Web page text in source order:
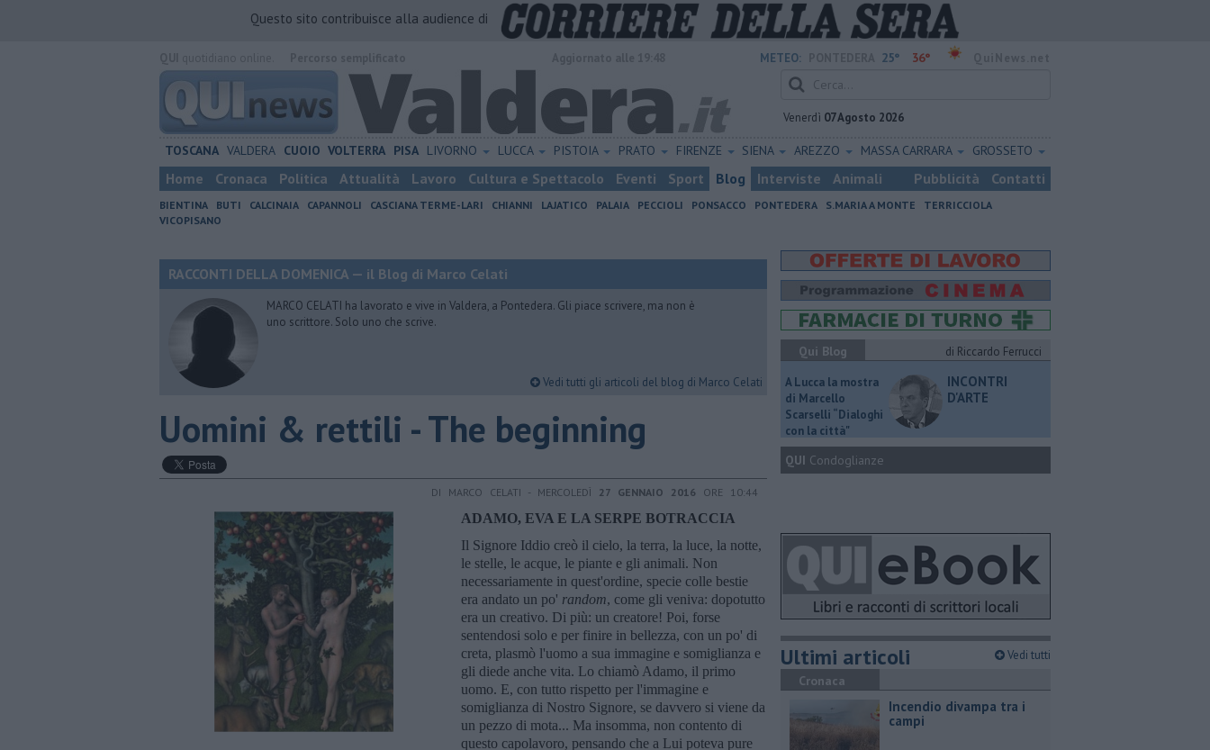
Questo sito contribuisce alla audience di
METEO: 25° 36°
Venerdì 07 Agosto 2026
TOSCANA VALDERA CUOIO VOLTERRA PISA LIVORNO LUCCA PISTOIA PRATO FIRENZE SIENA AREZZO MASSA CARRARA GROSSETO
Home Cronaca Politica Attualità Lavoro Cultura e Spettacolo Eventi Sport Blog Interviste Animali Pubblicità Contatti
BIENTINA BUTI CALCINAIA CAPANNOLI CASCIANA TERME-LARI CHIANNI LAJATICO PALAIA PECCIOLI PONSACCO PONTEDERA S.MARIA A MONTE
TERRICCIOLA
VICOPISANO
RACCONTI DELLA DOMENICA — il Blog di Marco Celati
MARCO CELATI ha lavorato e vive in Valdera, a Pontedera. Gli piace scrivere, ma non è
uno scrittore. Solo uno che scrive.
Vedi tutti gli articoli del blog di Marco Celati
​Uomini & rettili - The beginning
DI MARCO CELATI - MERCOLEDÌ 27 GENNAIO 2016 ORE 10:44
ADAMO, EVA E LA SERPE BOTRACCIA
Il Signore Iddio creò il cielo, la terra, la luce, la notte,
le stelle, le acque, le piante e gli animali. Non
necessariamente in quest'ordine, specie colle bestie
era andato un po' random, come gli veniva: dopotutto
era un creativo. Di più: un creatore! Poi, forse
sentendosi solo e per finire in bellezza, con un po' di
creta, plasmò l'uomo a sua immagine e somiglianza e
gli diede anche vita. Lo chiamò Adamo, il primo
uomo. E, con tutto rispetto per l'immagine e
somiglianza di Nostro Signore, se davvero si viene da
un pezzo di mota... Ma insomma, non contento di
questo capolavoro, pensando che a Lui poteva pure
Qui Blog
di Riccardo Ferrucci
A Lucca la mostra
di Marcello
Scarselli “Dialoghi
con la città"
INCONTRI
D'ARTE
QUI Condoglianze
Ultimi articoli Vedi tutti
Cronaca
Incendio divampa tra i
campi